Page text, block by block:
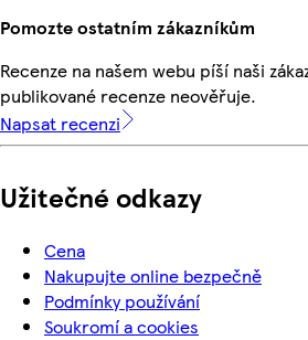
Pomozte ostatním zákazníkům
Recenze na našem webu píší naši
publikované recenze neověřuje.
Napsat recenzi
Užitečné odkazy
Cena
Nakupujte online bezpečně
Podmínky používání
Soukromí a cookies